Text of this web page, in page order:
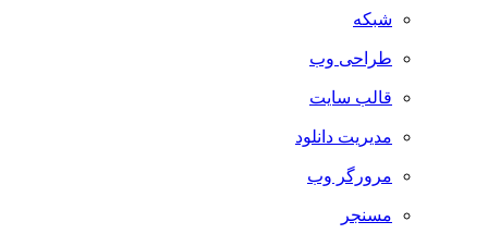
شبکه
طراحی وب
قالب سایت
مدیریت دانلود
مرورگر وب
مسنجر